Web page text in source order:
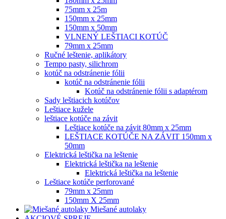
75mm x 25m
150mm x 25mm
150mm x 50mm
VLNENÝ LEŠTIACI KOTÚČ
79mm x 25mm
Ručné leštenie, aplikátory
Tempo pasty, silichrom
kotúč na odstránenie fólii
kotúč na odstránenie fólii
Kotúč na odstránenie fólii s adaptérom
Sady leštiacich kotúčov
Leštiace kužele
leštiace kotúče na závit
Leštiace kotúče na závit 80mm x 25mm
LEŠTIACE KOTÚČE NA ZÁVIT 150mm x
50mm
Elektrická leštička na leštenie
Elektrická leštička na leštenie
Elektrická leštička na leštenie
Leštiace kotúče perforované
79mm x 25mm
150mm X 25mm
Miešané autolaky